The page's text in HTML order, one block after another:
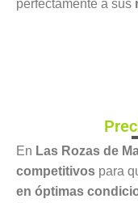
perfectamente a sus
En Las Rozas de
competitivos para
en óptimas